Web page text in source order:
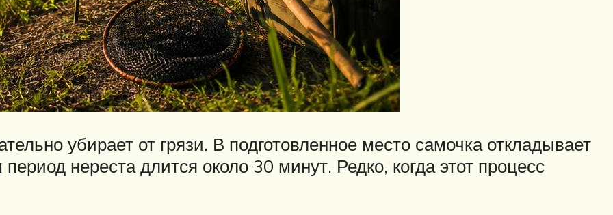
убирает от грязи. В подготовленное место самочка откладывает
нереста длится около 30 минут. Редко, когда этот процесс